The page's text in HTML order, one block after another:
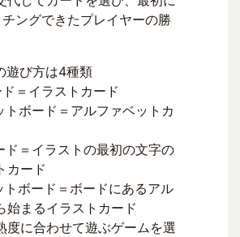
ングできたプレイヤーの勝
遊び方は4種類
＝イラストカード
トボード＝アルファベットカ
ド＝イラストの最初の文字の
カード
トボード＝ボードにあるアル
始まるイラストカード
度に合わせて遊ぶゲームを選